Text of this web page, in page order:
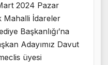
2024 Pazar
Mahalli İdareler
Başkanlığı’na
Adayımız Davut
üyesi